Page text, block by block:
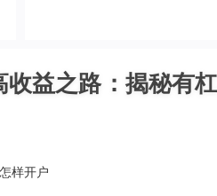
益之路：揭秘有
样开户